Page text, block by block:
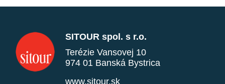
SITOUR spol. s r.o.
Terézie Vansovej 10
974 01 Banská Bystrica
www.sitour.sk